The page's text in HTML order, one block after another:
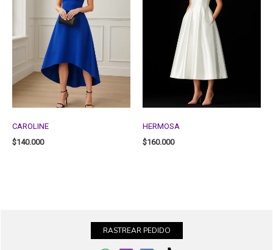
CAROLINE
$140.000
HERMOSA
$160.000
RASTREAR PEDIDO